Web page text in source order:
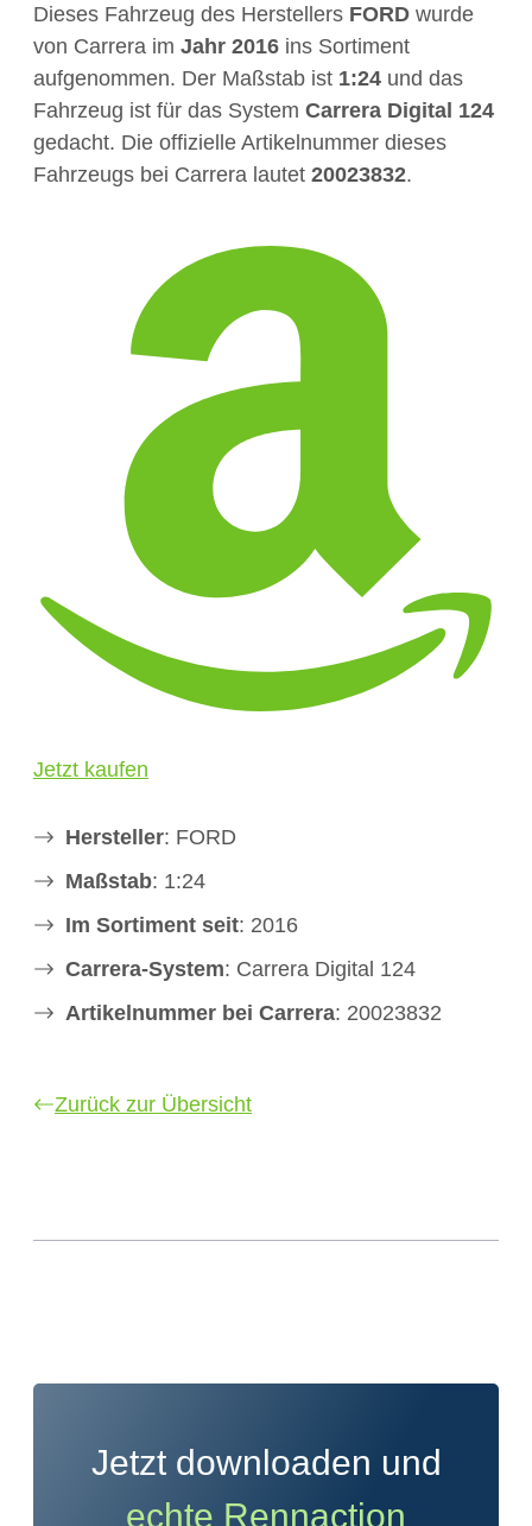
Dieses Fahrzeug des Herstellers FORD wurde
von Carrera im Jahr 2016 ins Sortiment
aufgenommen. Der Maßstab ist 1:24 und das
Fahrzeug ist für das System Carrera Digital 124
gedacht. Die offizielle Artikelnummer dieses
Fahrzeugs bei Carrera lautet 20023832.
Jetzt kaufen
Hersteller: FORD
Maßstab: 1:24
Im Sortiment seit: 2016
Carrera-System: Carrera Digital 124
Artikelnummer bei Carrera: 20023832
Zurück zur Übersicht
Jetzt downloaden und
echte Rennaction